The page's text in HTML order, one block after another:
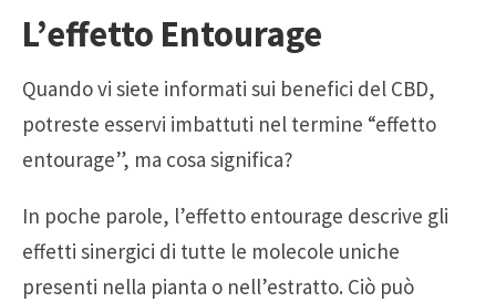
L’effetto Entourage
Quando vi siete informati sui benefici del CBD,
potreste esservi imbattuti nel termine “effetto
entourage”, ma cosa significa?
In poche parole, l’effetto entourage descrive gli
effetti sinergici di tutte le molecole uniche
presenti nella pianta o nell’estratto. Ciò può